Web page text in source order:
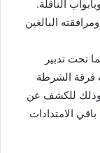
الناقلة.
البالغين
تحت تدبير
فرقة الشرطة
وذلك للكشف عن
الامتدادات